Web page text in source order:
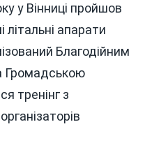
FPV-
ДРОНИ
ВІННИЧАНАМ
ВІННИЦЬКІ
у Вінниці пройшов
літальні апарати
Благодійним
Громадською
тренінг з